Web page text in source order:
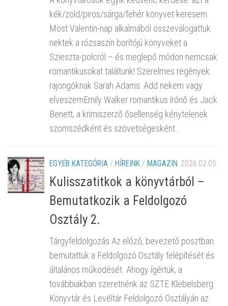
kék/zöld/piros/sárga/fehér könyvet keresem.
Most Valentin-nap alkalmából összeválogattuk
nektek a rózsaszín borítójú könyveket a
Szieszta-polcról – és meglepő módon nemcsak
romantikusokat találtunk! Szerelmes regények
rajongóknak Sarah Adams: Add nekem vagy
elveszemEmily Walker romantikus írónő és Jack
Benett, a krimiszerző ősellenség kénytelenek
szomszédként és szövetségesként...
EGYÉB KATEGÓRIA / HÍREINK / MAGAZIN 2026.02.05.
Kulisszatitkok a könyvtárból –
Bemutatkozik a Feldolgozó
Osztály 2.
Tárgyfeldolgozás Az előző, bevezető posztban
bemutattuk a Feldolgozó Osztály felépítését és
általános működését. Ahogy ígértük, a
továbbiakban szeretnénk az SZTE Klebelsberg
Könyvtár és Levéltár Feldolgozó Osztályán az